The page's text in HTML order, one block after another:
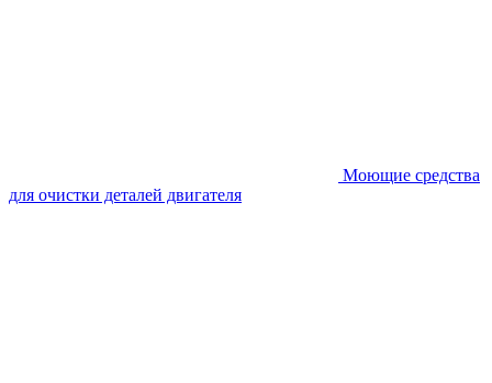
Моющие средства
для очистки деталей двигателя